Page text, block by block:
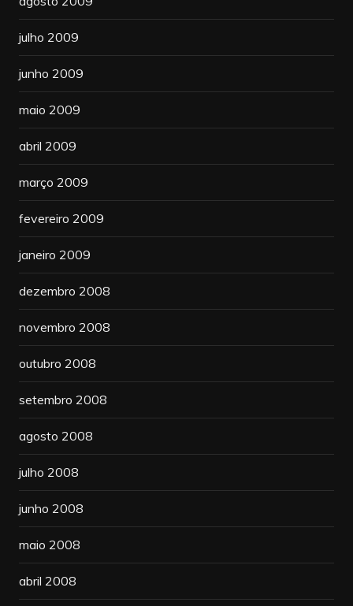
julho 2009
junho 2009
maio 2009
abril 2009
março 2009
fevereiro 2009
janeiro 2009
dezembro 2008
novembro 2008
outubro 2008
setembro 2008
agosto 2008
julho 2008
junho 2008
maio 2008
abril 2008